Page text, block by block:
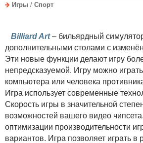
Игры / Спорт
Billiard Art– бильярдный
дополнительными столами с
Эти новые функции делают игру
непредсказуемой. Игру можно
компьютера или человека
Игра использует современные
Скорость игры в значительной
возможностей вашего видео
оптимизации производительности
вариантов. Игра позволяет играть в